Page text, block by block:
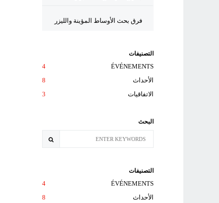
فرق بحث الأوساط المؤينة والليزر
التصنيفات
ÉVÉNEMENTS
4
الأحداث
8
الاتفاقيات
3
البحث
التصنيفات
ÉVÉNEMENTS
4
الأحداث
8